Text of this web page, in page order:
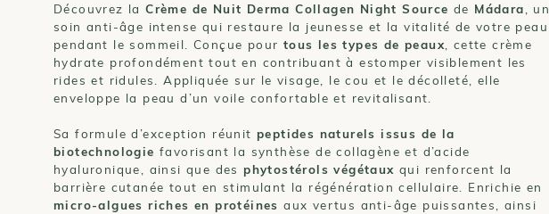
Découvrez laCrème de Nuit Derma Collagen Night Source de Mádara, un
soin anti-âge intense qui restaure la jeunesse et la vitalité de votre peau
pendant le sommeil. Conçue pour tous les types de peaux, cette crème
hydrate profondément tout en contribuant à estomper visiblement les
rides et ridules. Appliquée sur le visage, le cou et le décolleté, elle
enveloppe la peau d’un voile confortable et revitalisant.
Sa formule d’exception réunit peptides naturels issus de la
biotechnologie favorisant la synthèse de collagène et d’acide
hyaluronique, ainsi que desphytostérols végétaux qui renforcent la
barrière cutanée tout en stimulant la régénération cellulaire. Enrichie en
micro-algues riches en protéines aux vertus anti-âge puissantes, ainsi